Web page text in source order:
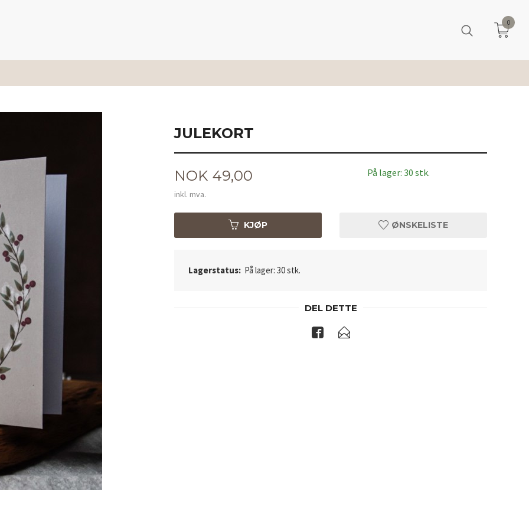
0
JULEKORT
Pris
NOK 49,00
inkl. mva.
På lager: 30 stk.
KJØP ØNSKELISTE
Lagerstatus: På lager: 30 stk.
DEL DETTE